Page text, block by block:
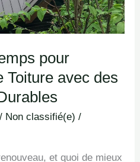
pour
Toiture avec des
/ Non classifié(e) /
et quoi de mieux